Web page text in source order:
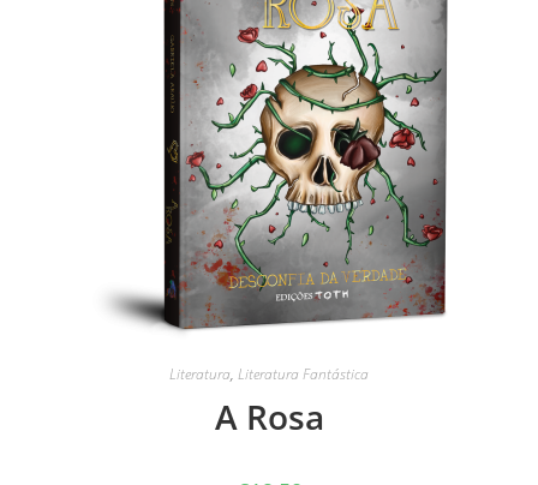
Literatura, Literatura Fantástica
A Rosa